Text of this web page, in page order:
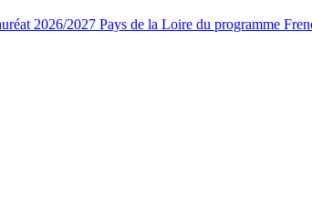
2026/2027 Pays de la Loire du programme